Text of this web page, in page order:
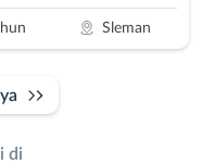
Sleman
di